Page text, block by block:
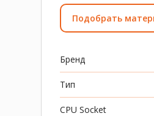
Подобрать
Бренд
Тип
CPU Socket